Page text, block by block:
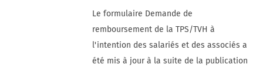
Le formulaire Demande de
remboursement de la TPS/TVH à
l'intention des salariés et des associés a
été mis à jour à la suite de la publication